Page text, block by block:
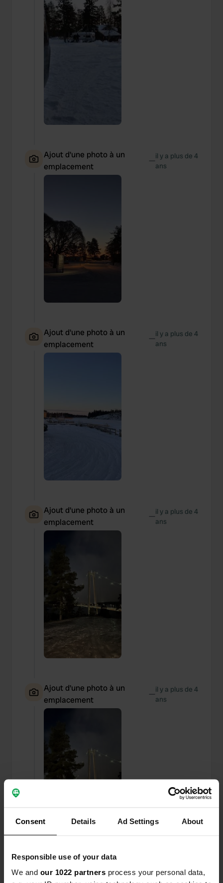
Consent Details Ad Settings About
Responsible use of your data
We and our 1022 partners process your personal data,
Ajout d'une photo à un
emplacement
—il y a plus de 4
ans
Ajout d'une photo à un
emplacement
—il y a plus de 4
ans
Ajout d'une photo à un
emplacement
—il y a plus de 4
ans
Ajout d'une photo à un
emplacement
—il y a plus de 4
ans
emplacement
— ans